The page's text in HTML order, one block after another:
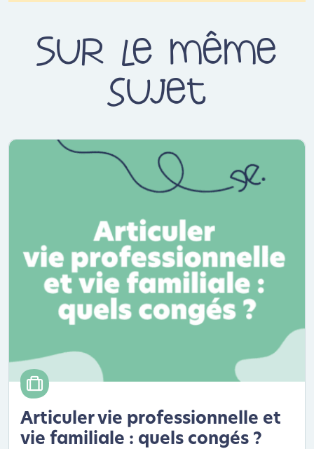
Sur le même
sujet
Articuler vie professionnelle et
vie familiale : quels congés ?